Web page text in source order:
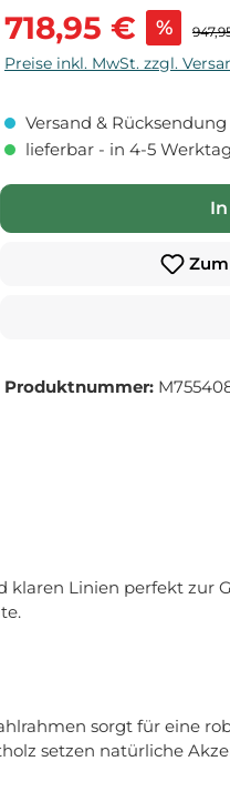
Verkaufspreis:
718,95 € %
Preise inkl. MwSt. zzgl.
Versand &
lieferbar - in 4-5
Produktnummer:
Linien perfekt zur
sorgt für eine
setzen natürliche